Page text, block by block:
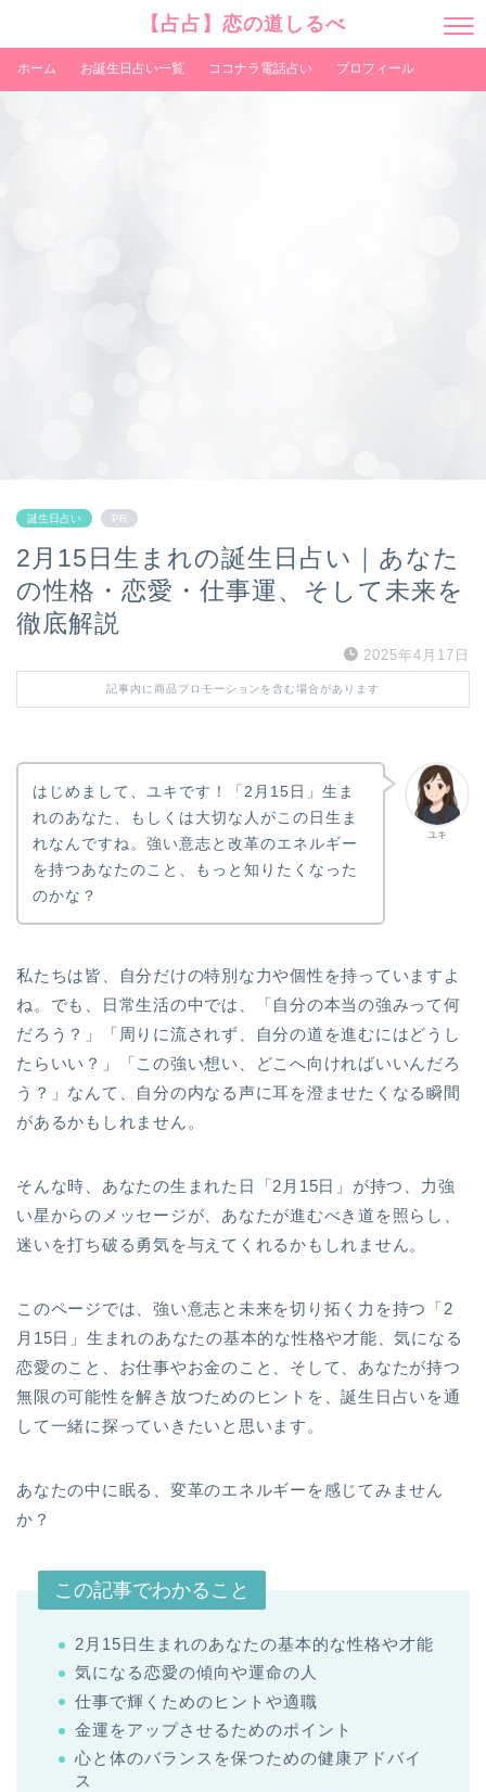
E
U
【占占】恋の道しるべ
ホーム お誕生日占い一覧 ココナラ電話占い プロフィール
誕生日占い PR
2月15日生まれの誕生日占い｜あなた
の性格・恋愛・仕事運、そして未来を
徹底解説
2025年4月17日
記事内に商品プロモーションを含む場合があります
ユキ
はじめまして、ユキです！「2月15日」生ま
れのあなた、もしくは大切な人がこの日生ま
れなんですね。強い意志と改革のエネルギー
を持つあなたのこと、もっと知りたくなった
のかな？
私たちは皆、自分だけの特別な力や個性を持っていますよ
ね。でも、日常生活の中では、「自分の本当の強みって何
だろう？」「周りに流されず、自分の道を進むにはどうし
たらいい？」「この強い想い、どこへ向ければいいんだろ
う？」なんて、自分の内なる声に耳を澄ませたくなる瞬間
があるかもしれません。
そんな時、あなたの生まれた日「2月15日」が持つ、力強
い星からのメッセージが、あなたが進むべき道を照らし、
迷いを打ち破る勇気を与えてくれるかもしれません。
このページでは、強い意志と未来を切り拓く力を持つ「2
月15日」生まれのあなたの基本的な性格や才能、気になる
恋愛のこと、お仕事やお金のこと、そして、あなたが持つ
無限の可能性を解き放つためのヒントを、誕生日占いを通
して一緒に探っていきたいと思います。
あなたの中に眠る、変革のエネルギーを感じてみません
か？
この記事でわかること
2月15日生まれのあなたの基本的な性格や才能
気になる恋愛の傾向や運命の人
仕事で輝くためのヒントや適職
金運をアップさせるためのポイント
心と体のバランスを保つための健康アドバイ
ス